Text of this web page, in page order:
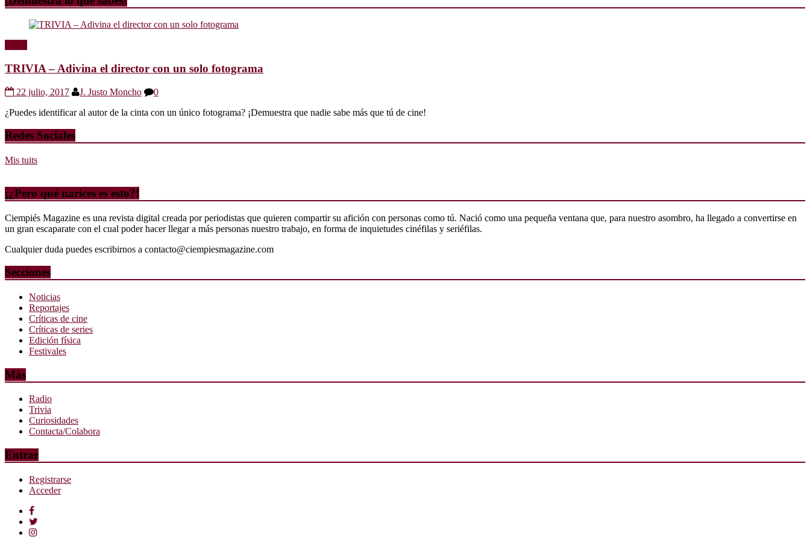
TRIVIA – Adivina el director con un solo fotograma
22 julio, 2017 J. Justo Moncho
0
¿Puedes identificar al autor de la cinta con un único fotograma? ¡Demuestra que nadie sabe más que tú de cine!
Redes Sociales
Mis tuits
¡¿Pero qué narices es esto?!
Ciempiés Magazine es una revista digital creada por periodistas que quieren compartir su afición con personas como tú. Nació como una pequeña ventana que, para nuestro asombro, ha llegado a convertirse en
un gran escaparate con el cual poder hacer llegar a más personas nuestro trabajo, en forma de inquietudes cinéfilas y seriéfilas.
Cualquier duda puedes escribirnos a contacto@ciempiesmagazine.com
Secciones
Noticias
Reportajes
Críticas de cine
Críticas de series
Edición física
Festivales
Más
Radio
Trivia
Curiosidades
Contacta/Colabora
Entrar
Registrarse
Acceder